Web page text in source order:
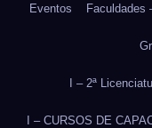
Eventos Faculdades
I – 2ª
I – CURSOS DE